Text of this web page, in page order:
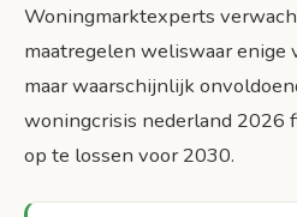
Woningmarktexperts
maatregelen weliswaar enige
maar waarschijnlijk
woningcrisis nederland 2026
op te lossen voor 2030.